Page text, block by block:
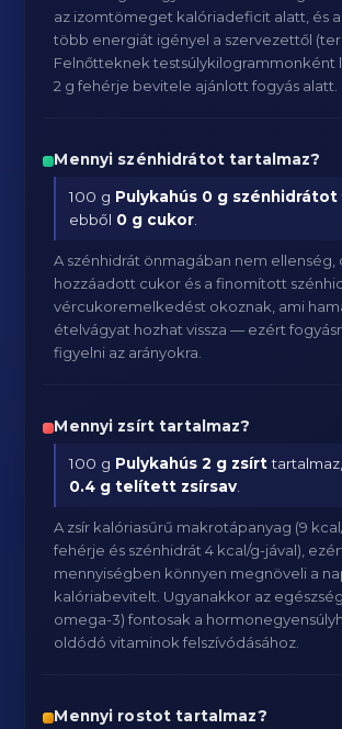
az izomtömeget kalóriadeficit alatt, és
több energiát igényel a szervezettől
Felnőtteknek testsúlykilogrammonként
2 g fehérje bevitele ajánlott fogyás alatt.
Mennyi szénhidrátot tartalmaz?
100 g Pulykahús 0 g szénhidrátot
ebből 0 g cukor
A szénhidrát önmagában nem ellenség,
hozzáadott cukor és a finomított
vércukoremelkedést okoznak, ami
ételvágyat hozhat vissza — ezért
figyelni az arányokra.
Mennyi zsírt tartalmaz?
100 g Pulykahús 2 g zsírt
0.4 g telített zsírsav
A zsír kalóriasűrű makrotápanyag (9
fehérje és szénhidrát 4 kcal/g-jával),
mennyiségben könnyen megnöveli a
kalóriabevitelt. Ugyanakkor az
omega-3) fontosak a
oldódó vitaminok felszívódásához.
Mennyi rostot tartalmaz?